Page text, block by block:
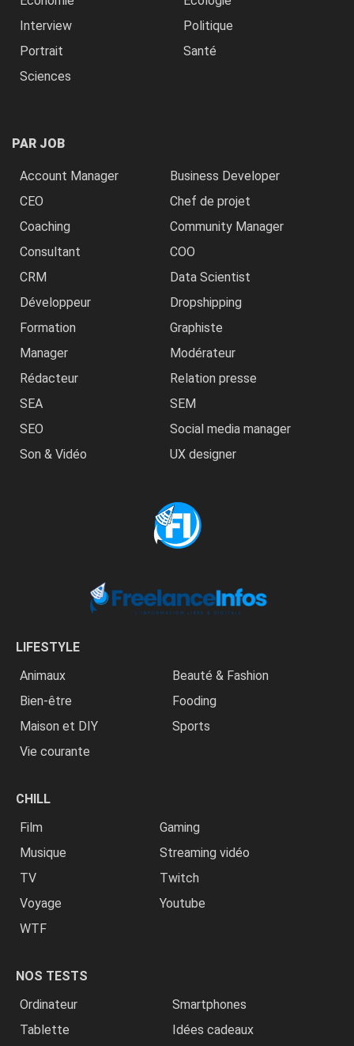
Interview
Politique
Portrait
Santé
Sciences
PAR JOB
Account Manager
Business Developer
CEO
Chef de projet
Coaching
Community Manager
Consultant
COO
CRM
Data Scientist
Développeur
Dropshipping
Formation
Graphiste
Manager
Modérateur
Rédacteur
Relation presse
SEA
SEM
SEO
Social media manager
Son & Vidéo
UX designer
LIFESTYLE
Animaux
Beauté & Fashion
Bien-être
Fooding
Maison et DIY
Sports
Vie courante
CHILL
Film
Gaming
Musique
Streaming vidéo
TV
Twitch
Voyage
Youtube
WTF
NOS TESTS
Ordinateur
Smartphones
Tablette
Idées cadeaux